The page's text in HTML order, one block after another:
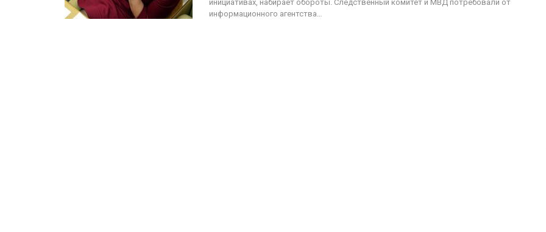
инициативах, набирает обороты. Следственный комитет и МВД потребовали от
информационного агентства…